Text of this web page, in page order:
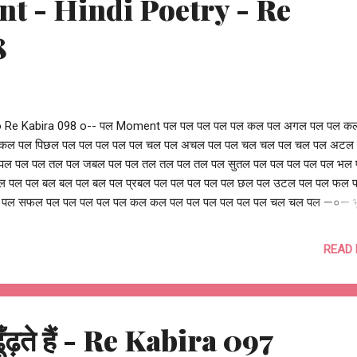
- Hindi Poetry - Re
Re Kabira 098 o-- पल Moment पल पल पल पल पल कल पल अगल पल पल
पल पिछल पल पल पल पल पल चल पल अचल पल पल चल चल पल चल पल अटल
पल पल तल पल जबल पल पल तल तल पल तल पल सुतल पल पल पल पल पल भल
पल पल बल बल पल बल पल प्रबल पल पल पल पल पल छल पल उटल पल पल फल
सफल पल पल पल पल पल कल कल पल पल पल पल पल पल चल चल पल —०—
कठोर, कभी अचल, कभी स्थिर प्रतीत होगा कभी हिमालय से ऊँचा, कभी सागर से भी
चलता रहेगा, समय बढ़ता रहेगा —०— don't ponder too much on the past
firm moments can appear as tall as mountains and as deep as
READ
हैं - Re Kabira 097